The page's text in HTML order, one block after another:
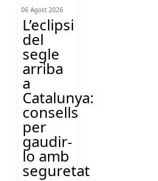
06 Agost 2026
L’eclipsi
del
segle
arriba
a
Catalunya:
consells
per
gaudir-
lo amb
seguretat